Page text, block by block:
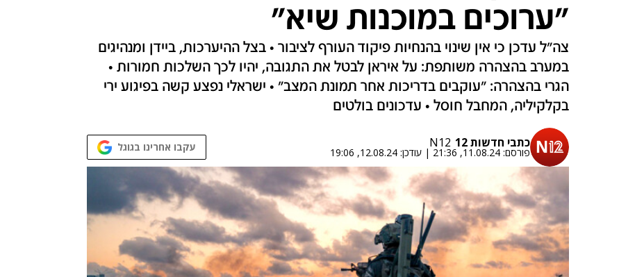
"ערוכים במוכנות שיא"
צה"ל עדכן כי אין שינוי בהנחיות פיקוד העורף לציבור • בצל ההיערכות, ביידן ומנהיגים
במערב בהצהרה משותפת: על איראן לבטל את התגובה, יהיו לכך השלכות חמורות •
הגרי בהצהרה: "עוקבים בדריכות אחר תמונת המצב" • ישראלי נפצע קשה בפיגוע ירי
בקלקיליה, המחבל חוסל • עדכונים בולטים
כתבי חדשות 12 N12
פורסם: 11.08.24, 21:36
| עודכן: 12.08.24, 19:06 עקבו אחרינו בגוגל